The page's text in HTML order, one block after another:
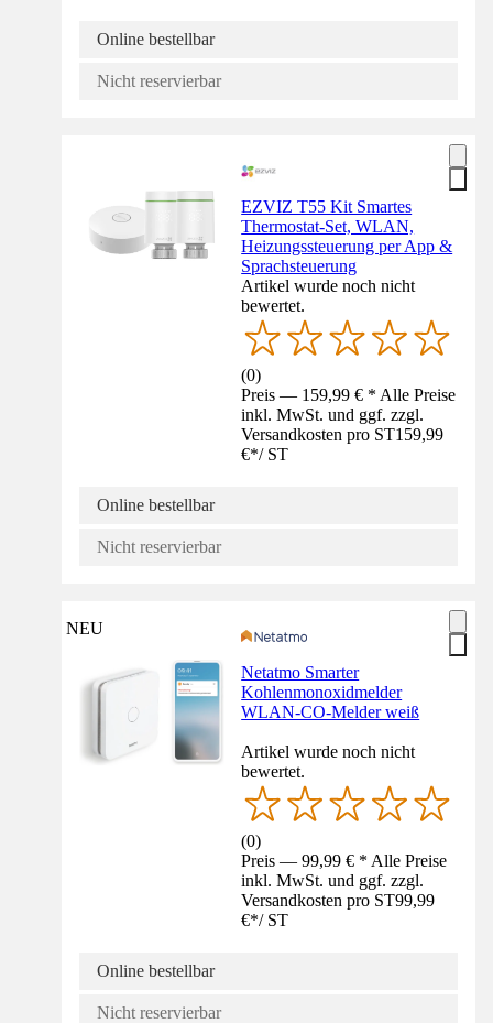
Online bestellbar
Nicht reservierbar
EZVIZ T55 Kit Smartes
Thermostat-Set, WLAN,
Heizungssteuerung per App &
Sprachsteuerung
Artikel wurde noch nicht
bewertet.
(0)
Preis — 159,99 € * Alle Preise
inkl. MwSt. und ggf. zzgl.
Versandkosten pro ST159,99
€*/ ST
Online bestellbar
Nicht reservierbar
NEU
Netatmo Smarter
Kohlenmonoxidmelder
WLAN-CO-Melder weiß
Artikel wurde noch nicht
bewertet.
(0)
Preis — 99,99 € * Alle Preise
inkl. MwSt. und ggf. zzgl.
Versandkosten pro ST99,99
€*/ ST
Online bestellbar
Nicht reservierbar